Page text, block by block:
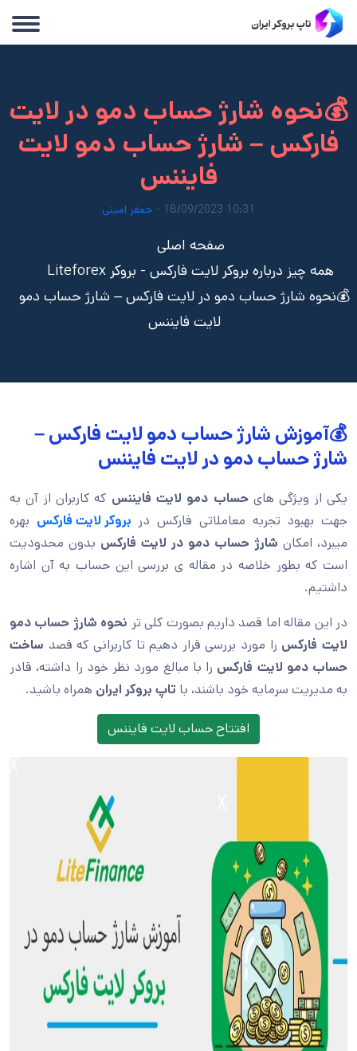
💰نحوه شارژ حساب دمو در لایت
فارکس – شارژ حساب دمو لایت
فایننس
10:31 18/09/2023 - جعفر امینی
صفحه اصلی
همه چیز درباره بروکر لایت فارکس - بروکر Liteforex
💰نحوه شارژ حساب دمو در لایت فارکس – شارژ حساب دمو
لایت فایننس
💰آموزش شارژ حساب دمو لایت فارکس –
شارژ حساب دمو در لایت فایننس
یکی از ویژگی هایحساب دمو لایت فایننس که کاربران از آن به
جهت بهبود تجربه معاملاتی فارکس در بروکر لایت فارکس بهره
میبرد، امکان شارژ حساب دمو در لایت فارکس بدون محدودیت
است که بطور خلاصه در مقاله ی بررسی این حساب به آن اشاره
داشتیم.
در این مقاله اما قصد داریم بصورت کلی تر نحوه شارژ حساب دمو
لایت فارکس را مورد بررسی قرار دهیم تا کاربرانی که قصد ساخت
حساب دمو لایت فارکس را با مبالغ مورد نظر خود را داشته، قادر
به مدیریت سرمایه خود باشند، با تاپ بروکر ایران همراه باشید.
افتتاح حساب لایت فایننس